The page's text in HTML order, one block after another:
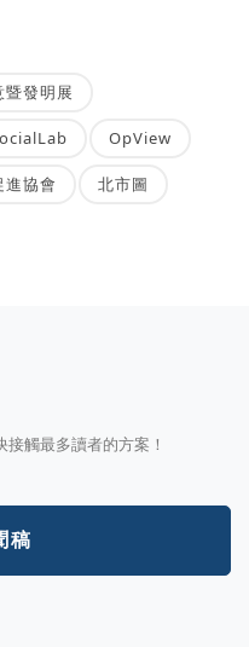
暨發明展
OpView
進協會 北市圖
觸最多讀者的方案！
稿